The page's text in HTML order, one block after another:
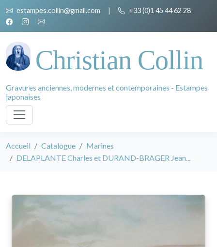
estampes.collin@gmail.com | +33 (0)1 45 44 62 28
Christian Collin
Gravures anciennes, modernes et contemporaines - Estampes
japonaises
Accueil Catalogue
Marines
DELAPLANTE Charles et DURAND-BRAGER Jean...